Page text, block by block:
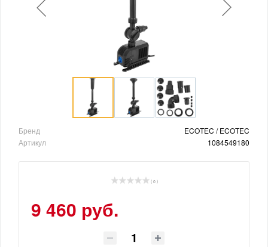
Бренд
ECOTEC / ECOTEC
Артикул
1084549180
( 0 )
9 460 руб.